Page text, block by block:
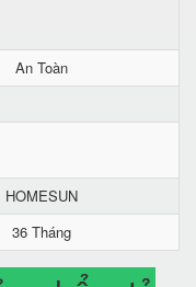
An Toàn
HOMESUN
36 Tháng